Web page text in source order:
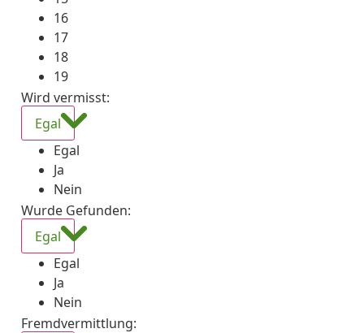
16
17
18
19
Wird vermisst:
Egal
Egal
Ja
Nein
Wurde Gefunden:
Egal
Egal
Ja
Nein
Fremdvermittlung: